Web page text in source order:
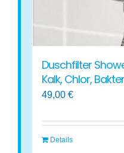
Duschfilter
Kalk, Chlor,
49,00€
Details